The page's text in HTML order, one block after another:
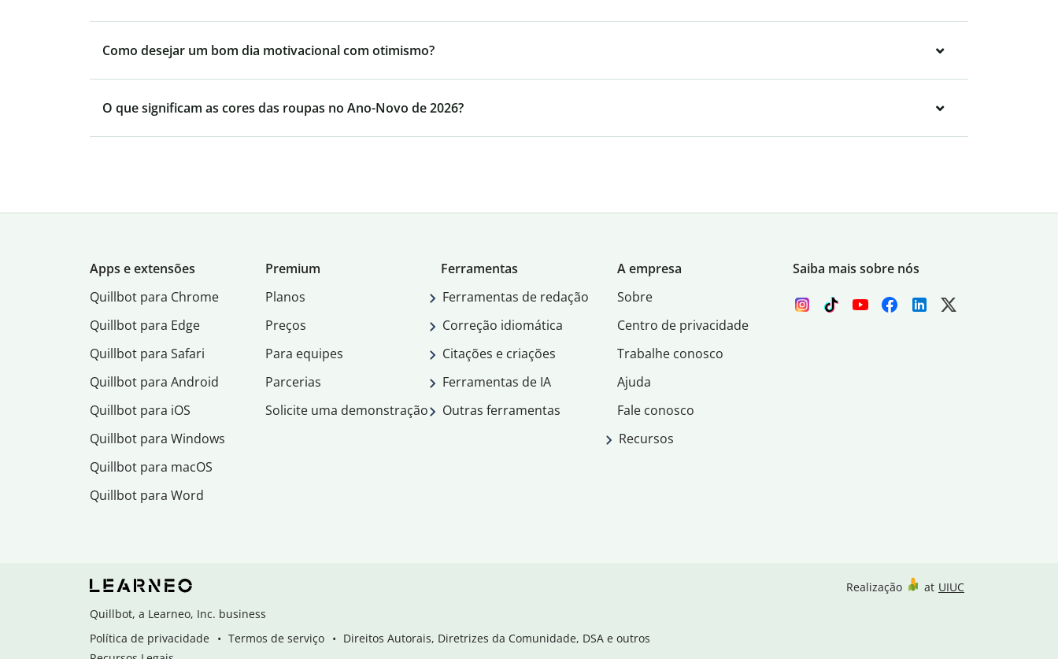
Como desejar um bom dia motivacional com otimismo?
O que significam as cores das roupas no Ano-Novo de 2026?
Apps e extensões
Quillbot para Chrome
Quillbot para Edge
Quillbot para Safari
Quillbot para Android
Quillbot para iOS
Quillbot para Windows
Quillbot para macOS
Quillbot para Word
Premium
Planos
Preços
Para equipes
Parcerias
Solicite uma demonstração
Ferramentas
Ferramentas de redação
Correção idiomática
Citações e criações
Ferramentas de IA
Outras ferramentas
A empresa
Sobre
Centro de privacidade
Trabalhe conosco
Ajuda
Fale conosco
Recursos
Saiba mais sobre nós
Quillbot, a Learneo, Inc. business
Política de privacidade
Termos de serviço
Direitos Autorais, Diretrizes da Comunidade, DSA e outros
Realização at UIUC